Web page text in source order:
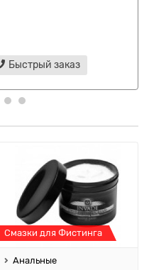
Быстрый заказ
Смазки для Фистинга
Анальные